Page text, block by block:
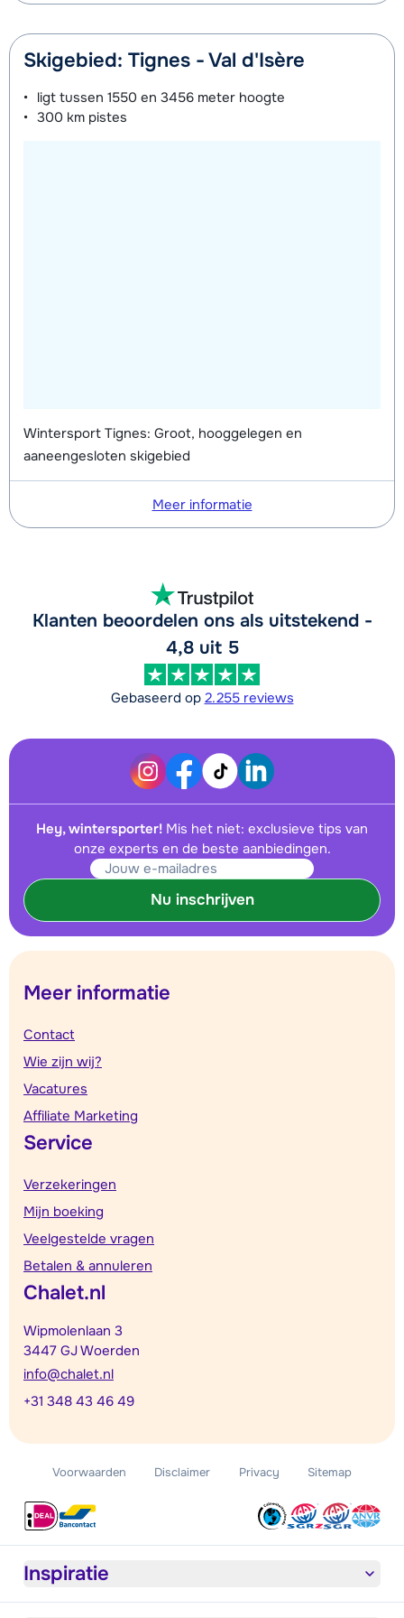
Skigebied: Tignes - Val d'Isère
ligt tussen 1550 en 3456 meter hoogte
300 km pistes
Wintersport Tignes: Groot, hooggelegen en
aaneengesloten skigebied
Meer informatie
Klanten beoordelen ons als uitstekend -
4,8 uit 5
Gebaseerd op 2.255 reviews
Hey, wintersporter! Mis het niet: exclusieve tips van
onze experts en de beste aanbiedingen.
Nu inschrijven
Meer informatie
Contact
Wie zijn wij?
Vacatures
Affiliate Marketing
Service
Verzekeringen
Mijn boeking
Veelgestelde vragen
Betalen & annuleren
Chalet.nl
Wipmolenlaan 3
3447 GJ Woerden
info@chalet.nl
+31 348 43 46 49
Voorwaarden Disclaimer Privacy Sitemap
Inspiratie